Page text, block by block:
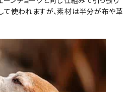
て使われますが、素材は半分が布や革